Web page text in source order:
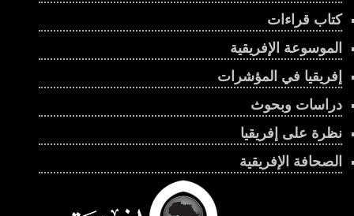
كتاب قراءات
الموسوعة الإفريقية
إفريقيا في المؤشرات
دراسات وبحوث
نظرة على إفريقيا
الصحافة الإفريقية